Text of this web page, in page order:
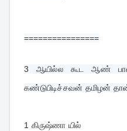
================
3 ஆயில்ல கூட ஆண்
கண்டுபிடிச்சவன் தமிழன்
1 கிருஷ்ணா யில்